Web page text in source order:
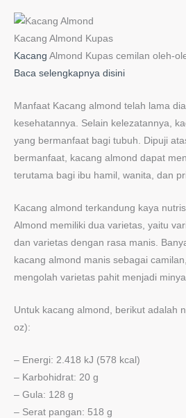
Kacang Almond Kupas
Kacang Almond Kupas cemilan oleh-
Baca selengkapnya disini
Manfaat Kacang almond telah lama
kesehatannya. Selain kelezatannya,
yang bermanfaat bagi tubuh. Dipuji
bermanfaat, kacang almond dapat
terutama bagi ibu hamil, wanita, dan
Kacang almond terkandung kaya
Almond memiliki dua varietas, yaitu
dan varietas dengan rasa manis.
kacang almond manis sebagai
mengolah varietas pahit menjadi
Untuk kacang almond, berikut adalah
oz):
– Energi: 2.418 kJ (578 kcal)
– Karbohidrat: 20 g
– Gula: 128 g
– Serat pangan: 518 g